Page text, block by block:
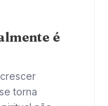
é
torna